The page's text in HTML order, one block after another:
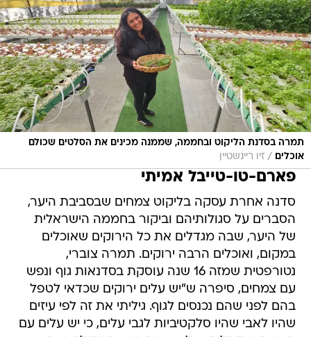
תמרה בסדנת הליקוט ובחממה, שממנה מכינים את הסלטים שכולם
אוכלים
/ זיו ריינשטיין
פארם-טו-טייבל אמיתי
סדנה אחרת עסקה בליקוט צמחים שבסביבת היער,
הסברים על סגולותיהם וביקור בחממה הישראלית
של היער, שבה מגדלים את כל הירוקים שאוכלים
במקום, ואוכלים הרבה ירוקים. תמרה צוברי,
נטורפטית שמזה 16 שנה עוסקת בסדנאות גוף ונפש
עם צמחים, סיפרה ש"יש עלים ירוקים שכדאי לטפל
בהם לפני שהם נכנסים לגוף. גיליתי את זה לפי עיזים
שהיו לאבי שהיו סלקטיביות לגבי עלים, כי יש עלים עם